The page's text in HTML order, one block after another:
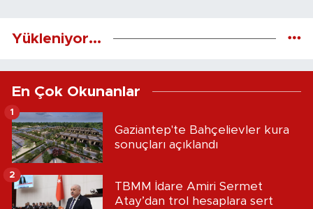
Yükleniyor...
En Çok Okunanlar
Gaziantep'te Bahçelievler kura
sonuçları açıklandı
1
TBMM İdare Amiri Sermet
Atay’dan trol hesaplara sert
2